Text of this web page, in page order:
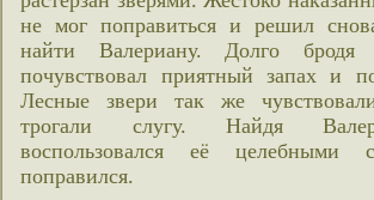
не мог поправиться и решил
найти Валериану. Долго
почувствовал приятный запах и
Лесные звери так же
трогали слугу. Найдя
воспользовался её целебными
поправился.